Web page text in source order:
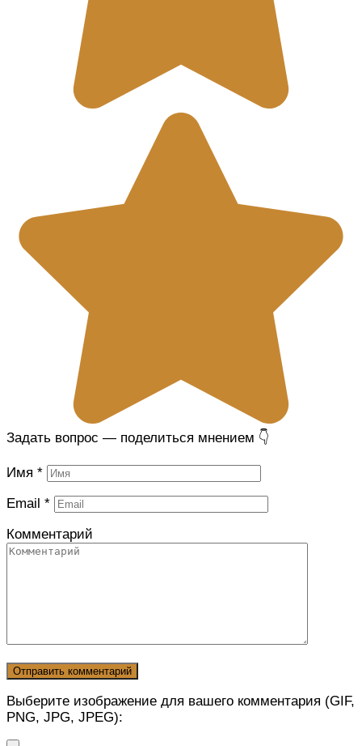
Задать вопрос — поделиться мнением 👇
Имя *
Email *
Комментарий
Выберите изображение для вашего комментария (GIF,
PNG, JPG, JPEG):